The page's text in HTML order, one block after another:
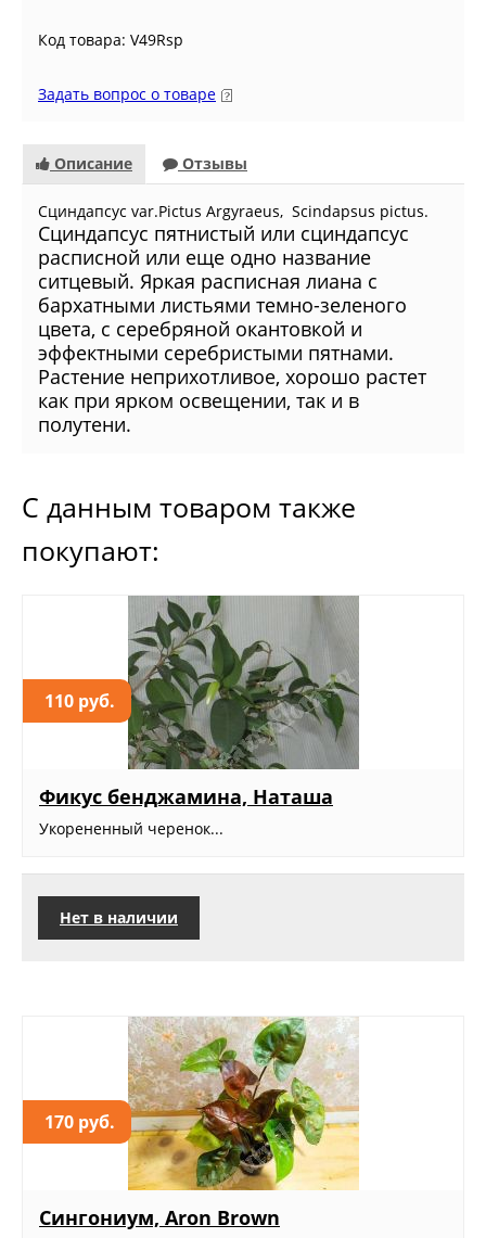
Код товара: V49Rsp
Задать вопрос о товаре
Описание Отзывы
Сциндапсус var.Pictus Argyraeus, Scindapsus pictus.
Сциндапсус пятнистый или сциндапсус
расписной или еще одно название
ситцевый. Яркая расписная лиана с
бархатными листьями темно-зеленого
цвета, с серебряной окантовкой и
эффектными серебристыми пятнами.
Растение неприхотливое, хорошо растет
как при ярком освещении, так и в
полутени.
С данным товаром также
покупают:
110 руб.
Фикус бенджамина, Наташа
Укорененный черенок...
Нет в наличии
170 руб.
Сингониум, Aron Brown